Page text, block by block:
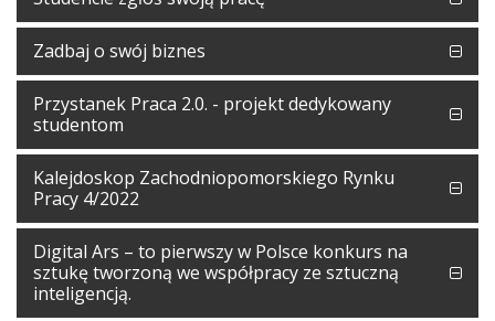
Zadbaj o swój biznes
Przystanek Praca 2.0. - projekt dedykowany
studentom
Kalejdoskop Zachodniopomorskiego Rynku
Pracy 4/2022
Digital Ars – to pierwszy w Polsce konkurs na
sztukę tworzoną we współpracy ze sztuczną
inteligencją.